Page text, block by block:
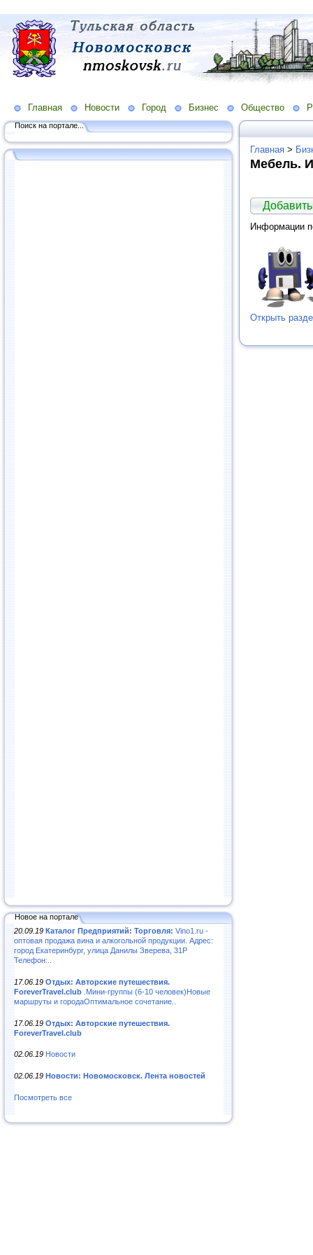
Главная Новости Город Бизнес Общество
Поиск на портале...
Новое на портале
20.09.19 Каталог Предприятий: Торговля: Vino1.ru -
оптовая продажа вина и алкогольной продукции. Адрес:
город Екатеринбург, улица Данилы Зверева, 31Р
Телефон:..
17.06.19 Отдых: Авторские путешествия.
ForeverTravel.club .Мини-группы (6-10 человек)Новые
маршруты и городаОптимальное сочетание..
17.06.19 Отдых: Авторские путешествия.
ForeverTravel.club
02.06.19 Новости
02.06.19 Новости: Новомосковск. Лента новостей
Посмотреть все
Главная >
Мебель.
Информации
Открыть